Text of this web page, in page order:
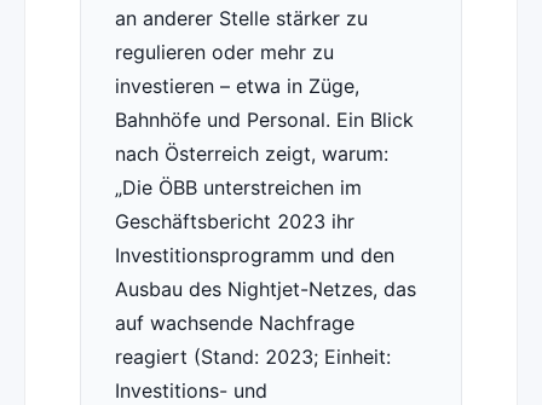
an anderer Stelle stärker zu
regulieren oder mehr zu
investieren – etwa in Züge,
Bahnhöfe und Personal. Ein Blick
nach Österreich zeigt, warum:
Die ÖBB unterstreichen im
Geschäftsbericht 2023 ihr
Investitionsprogramm und den
Ausbau des Nightjet-Netzes, das
auf wachsende Nachfrage
reagiert (Stand: 2023; Einheit:
Investitions- und